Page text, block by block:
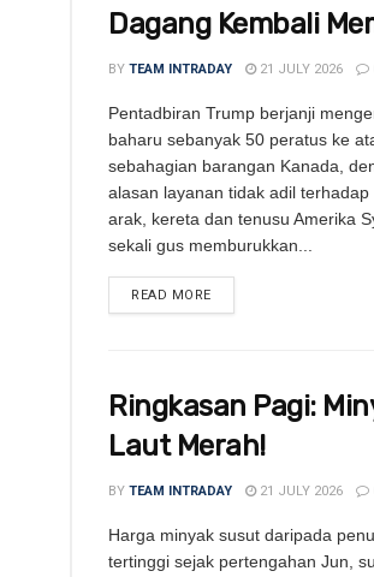
Dagang Kembali
BY TEAM INTRADAY 21 JULY 2026
Pentadbiran Trump berjanji
baharu sebanyak 50 peratus ke
sebahagian barangan Kanada,
alasan layanan tidak adil terhadap
arak, kereta dan tenusu Amerika
sekali gus memburukkan...
READ MORE
Ringkasan Pagi:
Laut Merah!
BY TEAM INTRADAY 21 JULY 2026
Harga minyak susut daripada
tertinggi sejak pertengahan Jun,